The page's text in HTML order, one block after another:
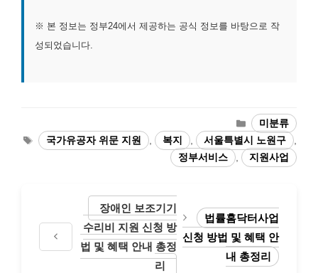
※ 본 정보는 정부24에서 제공하는 공식 정보를 바탕으로 작
성되었습니다.
카
테
고
리
미분류
태
그
국가유공자 위문 지원 , 복지 , 서울특별시 노원구
,
정부서비스
, 지원사업
장애인 보조기기
수리비 지원 신청 방
법 및 혜택 안내 총정
리
법률홈닥터사업
신청 방법 및 혜택 안
내 총정리